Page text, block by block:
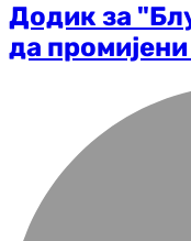
Додик за
да